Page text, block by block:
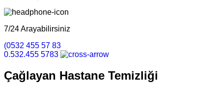
7/24 Arayabilirsiniz
(0532 455 57 83
0.532.455 5783
Çağlayan Hastane Temizliği